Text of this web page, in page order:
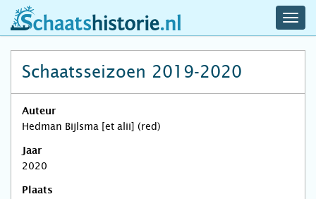
schaatshistorie.nl
Schaatsseizoen 2019-2020
Auteur
Hedman Bijlsma [et alii] (red)
Jaar
2020
Plaats